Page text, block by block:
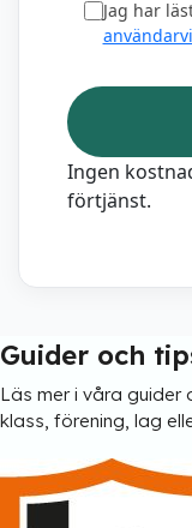
Jag har
Ingen
förtjänst.
Guider och
Läs mer i våra guider
klass, förening, lag